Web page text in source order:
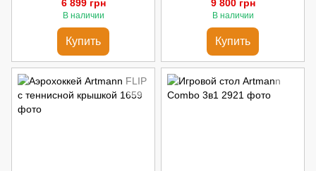
6 899 грн
В наличии
Купить
9 800 грн
В наличии
Купить